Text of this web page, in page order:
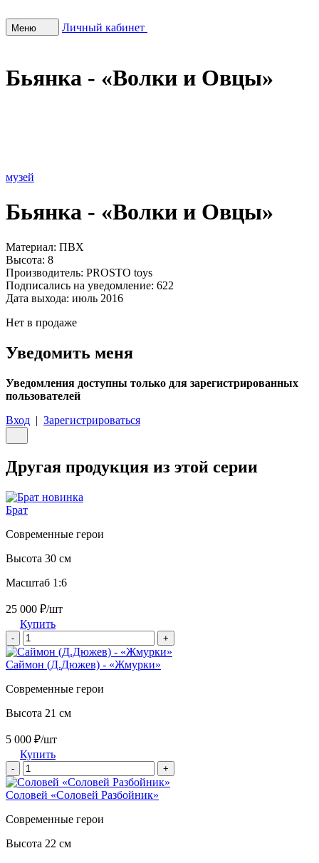
Меню Личный кабинет
Бьянка - «Волки и Овцы»
музей
Бьянка - «Волки и Овцы»
Материал: ПВХ
Высота: 8
Производитель: PROSTO toys
Подписались на уведомление: 622
Дата выхода: июль 2016
Нет в продаже
Уведомить меня
Уведомления доступны только для зарегистрированных
пользователей
Вход | Зарегистрироваться
Другая продукция из этой серии
новинка
Брат
Современные герои
Высота 30 см
Масштаб 1:6
25 000 ₽/шт
Купить
- +
Саймон (Д.Дюжев) - «Жмурки»
Современные герои
Высота 21 см
5 000 ₽/шт
Купить
- +
Соловей «Соловей Разбойник»
Современные герои
Высота 22 см